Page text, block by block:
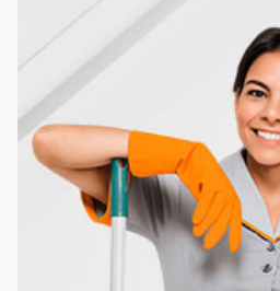
MÚLTIPLAS RESERVAS
Agende vários serviços em um
Serviços
DControll